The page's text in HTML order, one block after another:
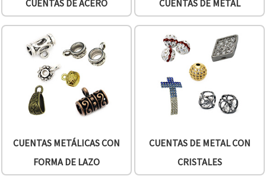
CUENTAS DE ACERO CUENTAS DE METAL
CUENTAS METÁLICAS CON
FORMA DE LAZO
CUENTAS DE METAL CON
CRISTALES